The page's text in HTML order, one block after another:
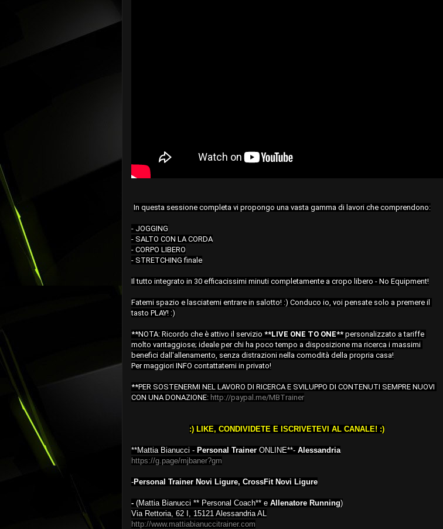
In questa sessione completa vi propongo una vasta gamma di lavori che comprendono:
- JOGGING
- SALTO CON LA CORDA
- CORPO LIBERO
- STRETCHING finale
Il tutto integrato in 30 efficacissimi minuti completamente a cropo libero - No Equipment!
Fatemi spazio e lasciatemi entrare in salotto! :) Conduco io, voi pensate solo a premere il
tasto PLAY! :)
**NOTA: Ricordo che è attivo il servizio **LIVE ONE TO ONE** personalizzato a tariffe
molto vantaggiose; ideale per chi ha poco tempo a disposizione ma ricerca i massimi
benefici dall'allenamento, senza distrazioni nella comodità della propria casa!
Per maggiori INFO contattatemi in privato!
**PER SOSTENERMI NEL LAVORO DI RICERCA E SVILUPPO DI CONTENUTI SEMPRE NUOVI
CON UNA DONAZIONE: http://paypal.me/MBTrainer
:) LIKE, CONDIVIDETE E ISCRIVETEVI AL CANALE! :)
**Mattia Bianucci - Personal Trainer ONLINE**- Alessandria
https://g.page/mjbaner?gm
-Personal Trainer Novi Ligure, CrossFit Novi Ligure
- (Mattia Bianucci ** Personal Coach** e Allenatore Running)
Via Rettoria, 62 I, 15121 Alessandria AL
http://www.mattiabianuccitrainer.com